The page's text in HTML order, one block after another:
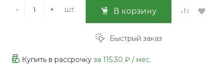
- + шт. В корзину
Быстрый заказ
Купить в рассрочку за 115.30 ₽ / мес.